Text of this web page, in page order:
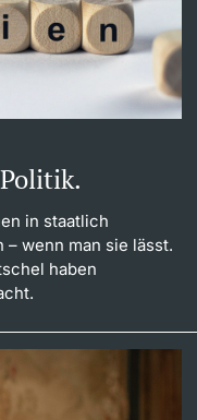
in staatlich
wenn man sie lässt.
haben